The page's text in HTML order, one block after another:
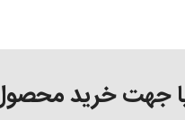
جهت خرید محصول